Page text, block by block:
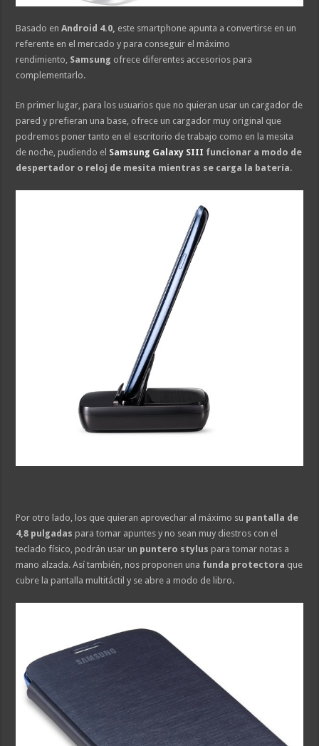
Basado enAndroid 4.0, este smartphone apunta a convertirse en un
referente en el mercado y para conseguir el máximo
rendimiento, Samsung ofrece diferentes accesorios para
complementarlo.
En primer lugar, para los usuarios que no quieran usar un cargador de
pared y prefieran una base, ofrece un cargador muy original que
podremos poner tanto en el escritorio de trabajo como en la mesita
de noche, pudiendo el Samsung Galaxy SIII funcionar a modo de
despertador o reloj de mesita mientras se carga la batería.
Por otro lado, los que quieran aprovechar al máximo su pantalla de
4,8 pulgadas para tomar apuntes y no sean muy diestros con el
teclado físico, podrán usar un puntero stylus para tomar notas a
mano alzada. Así también, nos proponen una funda protectora que
cubre la pantalla multitáctil y se abre a modo de libro.